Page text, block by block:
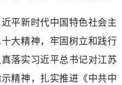
平新时代中国特色社会主
大精神，牢固树立和践行
落实习近平总书记对江苏
精神，扎实推进《中共中